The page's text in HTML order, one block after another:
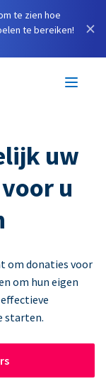
te zien hoe
te bereiken!
×
uw
u
om donaties voor
om hun eigen
starten.